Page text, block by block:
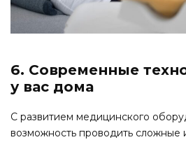
6. Современные
у вас дома
С развитием медицинского
возможность проводить сложные